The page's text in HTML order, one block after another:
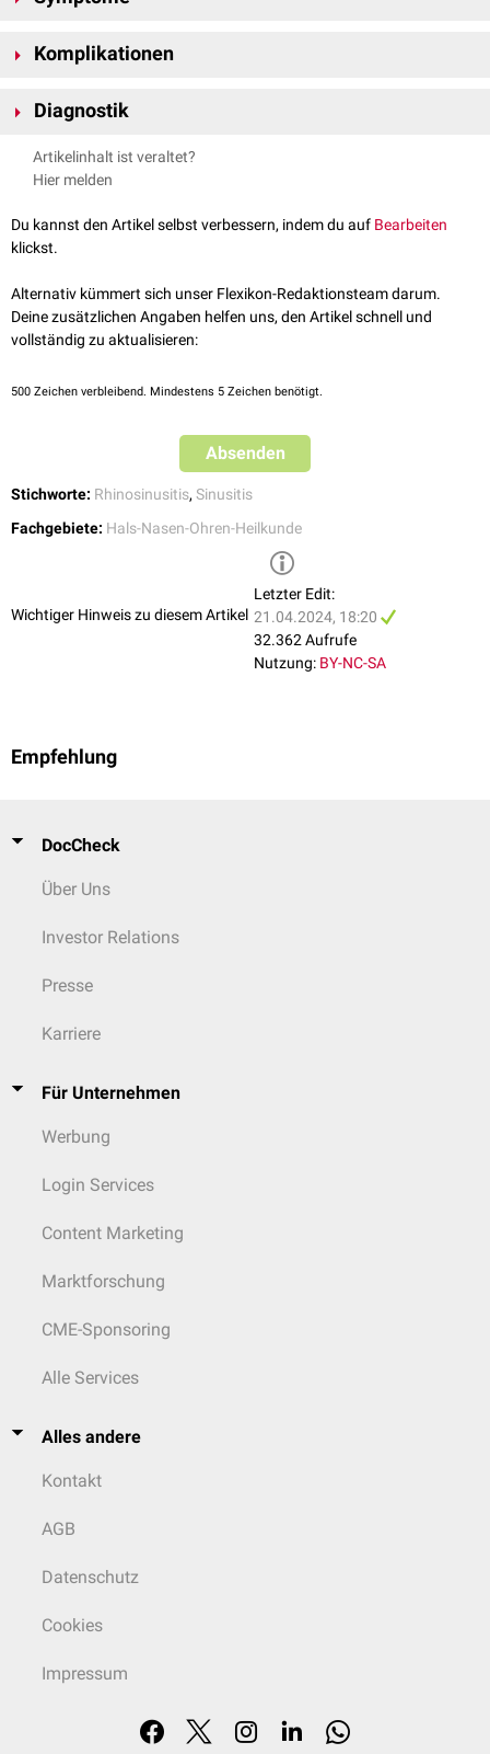
meist als dumpfer Schmerz in der Schädelmitte oder im
Schmerz eindeutig zu lokalisieren.
Ausbreitung der Infektion auch
Komplikationen
Diagnostik
oberenNasengangkann im Bereich des
einsero- oder
Artikelinhalt ist veraltet?
Hier melden
Du kannst den Artikel selbst verbessern, indem du auf Bearbeiten
klickst.
Alternativ kümmert sich unser Flexikon-Redaktionsteam darum.
Deine zusätzlichen Angaben helfen uns, den Artikel schnell und
vollständig zu aktualisieren:
500 Zeichen verbleibend. Mindestens 5 Zeichen benötigt.
Absenden
Stichworte: Rhinosinusitis, Sinusitis
Fachgebiete: Hals-Nasen-Ohren-Heilkunde
Wichtiger Hinweis zu diesem Artikel
Letzter Edit:
21.04.2024, 18:20
32.362 Aufrufe
Nutzung: BY-NC-SA
Empfehlung
DocCheck
Über Uns
Investor Relations
Presse
Karriere
Für Unternehmen
Werbung
Login Services
Content Marketing
Marktforschung
CME-Sponsoring
Alle Services
Alles andere
Kontakt
AGB
Datenschutz
Cookies
Impressum